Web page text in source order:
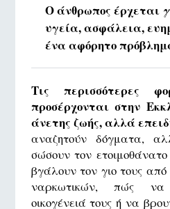
Ο άνθρωπος έρχεται
υγεία, ασφάλεια,
ένα αφόρητο
Τις περισσότερες
προσέρχονται στην
άνετης ζωής, αλλά
αναζητούν δόγματα,
σώσουν τον
βγάλουν τον γιο τους
ναρκωτικών, πώς να
οικογένειά τους ή να